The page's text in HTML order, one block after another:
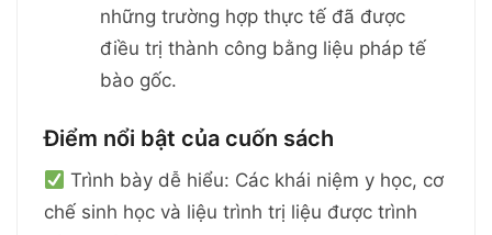
những trường hợp thực tế đã được
điều trị thành công bằng liệu pháp tế
bào gốc.
Điểm nổi bật của cuốn sách
Trình bày dễ hiểu: Các khái niệm y học, cơ
chế sinh học và liệu trình trị liệu được trình